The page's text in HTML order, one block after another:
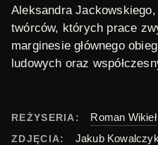
Aleksandra
twórców, których prace
marginesie głównego
ludowych oraz
REŻYSERIA: Roman Wikieł
ZDJĘCIA: Jakub Kowalczyk